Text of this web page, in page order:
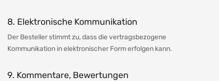
8. Elektronische Kommunikation
Der Besteller stimmt zu, dass die vertragsbezogene
Kommunikation in elektronischer Form erfolgen kann.
9. Kommentare, Bewertungen